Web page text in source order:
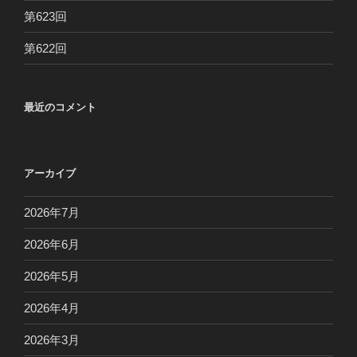
第623回
第622回
最近のコメント
アーカイブ
2026年7月
2026年6月
2026年5月
2026年4月
2026年3月